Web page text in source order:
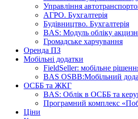
Управління
АГРО. Бухгалтерія
Будівництво. Бухгалтерія
BAS: Модуль обліку
Громадське харчування
Оренда ПЗ
Мобільні додатки
FieldSeller: мобільне
BAS OSBB:Мобільний
ОСББ та ЖКГ
BAS: Облік в ОСББ та
Програмний комплекс
Ціни